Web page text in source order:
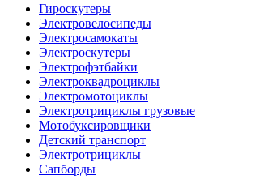
Гироскутеры
Электровелосипеды
Электросамокаты
Электроскутеры
Электрофэтбайки
Электроквадроциклы
Электромотоциклы
Электротрициклы грузовые
Мотобуксировщики
Детский транспорт
Электротрициклы
Сапборды